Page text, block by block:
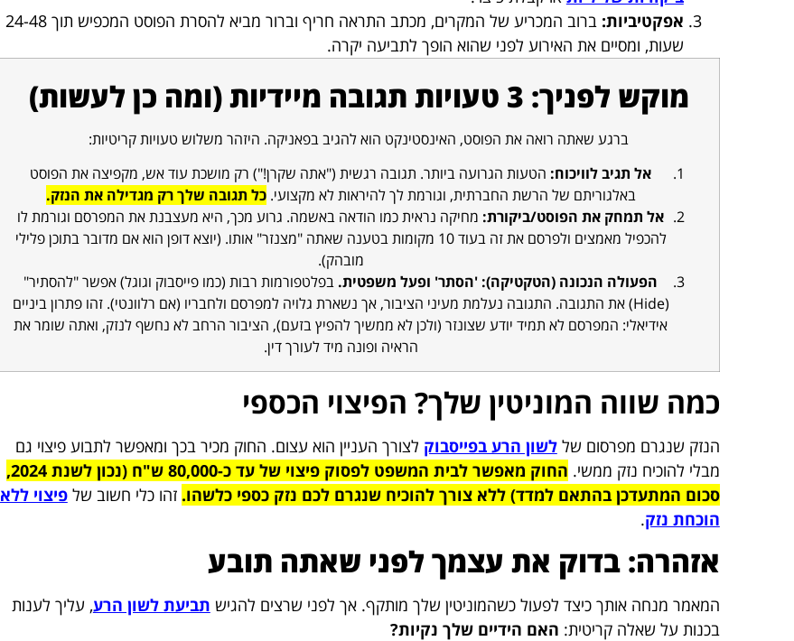
אפקטיביות:
ברוב המכריע של המקרים, מכתב התראה חריף וברור מביא להסרת הפוסט המכפיש תוך 24-48
שעות, ומסיים את האירוע לפני שהוא הופך לתביעה יקרה.
מוקש לפניך: 3 טעויות תגובה מיידיות (ומה כן לעשות)
ברגע שאתה רואה את הפוסט, האינסטינקט הוא להגיב בפאניקה. היזהר משלוש טעויות קריטיות:
אל תגיב לוויכוח: הטעות הגרועה ביותר. תגובה רגשית ("אתה שקרן!") רק מושכת עוד אש, מקפיצה את הפוסט
באלגוריתם של הרשת החברתית, וגורמת לך להיראות לא מקצועי.כל תגובה שלך רק מגדילה את הנזק.
אל תמחק את הפוסט/ביקורת: מחיקה נראית כמו הודאה באשמה. גרוע מכך, היא מעצבנת את המפרסם וגורמת לו
להכפיל מאמצים ולפרסם את זה בעוד 10 מקומות בטענה שאתה "מצנזר" אותו. (יוצא דופן הוא אם מדובר בתוכן פלילי
מובהק).
הפעולה הנכונה (הטקטיקה): 'הסתר' ופעל משפטית. בפלטפורמות רבות (כמו פייסבוק וגוגל) אפשר "להסתיר"
(Hide) את התגובה. התגובה נעלמת מעיני הציבור, אך נשארת גלויה למפרסם ולחבריו (אם רלוונטי). זהו פתרון ביניים
אידיאלי: המפרסם לא תמיד יודע שצונזר (ולכן לא ממשיך להפיץ בזעם), הציבור הרחב לא נחשף לנזק, ואתה שומר את
הראיה ופונה מיד לעורך דין.
כמה שווה המוניטין שלך? הפיצוי הכספי
הנזק שנגרם מפרסום שללשון הרע בפייסבוק לצורך העניין הוא עצום. החוק מכיר בכך ומאפשר לתבוע פיצוי גם
מבלי להוכיח נזק ממשי.
החוק מאפשר לבית המשפט לפסוק פיצוי של עד כ-80,000 ש"ח (נכון לשנת 2024,
סכום המתעדכן בהתאם למדד) ללא צורך להוכיח שנגרם לכם נזק כספי כלשהו. זהו כלי חשוב שלפיצוי ללא
הוכחת נזק.
אזהרה: בדוק את עצמך לפני שאתה תובע
המאמר מנחה אותך כיצד לפעול כשהמוניטין שלך מותקף. אך לפני שרצים להגיש תביעת לשון הרע, עליך לענות
בכנות על שאלה קריטית: האם הידיים שלך נקיות?